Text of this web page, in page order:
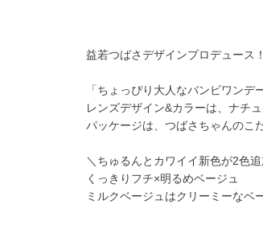
益若つばさデザインプロデュース！
「ちょっぴり大人なバンビワンデ
レンズデザイン&カラーは、ナチ
パッケージは、つばさちゃんのこ
＼ちゅるんとカワイイ新色が2色追
くっきりフチ×明るめベージュ
ミルクベージュはクリーミーなベ